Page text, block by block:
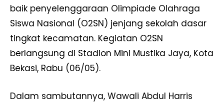
baik penyelenggaraan Olimpiade Olahraga
Siswa Nasional (O2SN) jenjang sekolah dasar
tingkat kecamatan. Kegiatan O2SN
berlangsung di Stadion Mini Mustika Jaya, Kota
Bekasi, Rabu (06/05).
Dalam sambutannya, Wawali Abdul Harris